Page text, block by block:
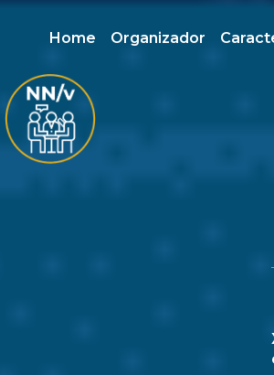
Home Organizador